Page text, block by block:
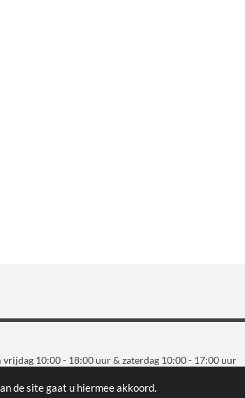
de site gaat u hiermee akkoord.
10:00 - 18:00 uur & zaterdag 10:00 - 17:00 uur